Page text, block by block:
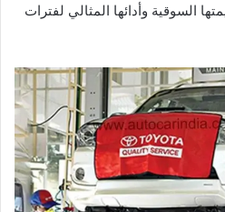
السوقية وأدائها المثالي لفترات